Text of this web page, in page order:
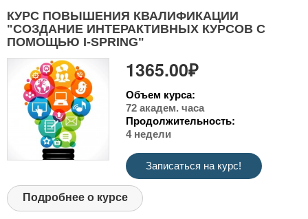
КУРС ПОВЫШЕНИЯ КВАЛИФИКАЦИИ
"СОЗДАНИЕ ИНТЕРАКТИВНЫХ КУРСОВ С
ПОМОЩЬЮ I-SPRING"
1365.00₽
Объем курса:
72 академ. часа
Продолжительность:
4 недели
Записаться на курс!
Подробнее о курсе